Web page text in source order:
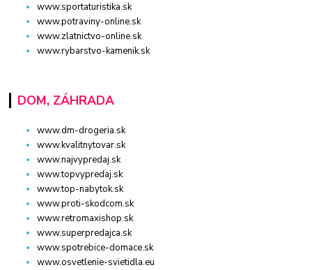
www.sportaturistika.sk
www.potraviny-online.sk
www.zlatnictvo-online.sk
www.rybarstvo-kamenik.sk
DOM, ZÁHRADA
www.dm-drogeria.sk
www.kvalitnytovar.sk
www.najvypredaj.sk
www.topvypredaj.sk
www.top-nabytok.sk
www.proti-skodcom.sk
www.retromaxishop.sk
www.superpredajca.sk
www.spotrebice-domace.sk
www.osvetlenie-svietidla.eu